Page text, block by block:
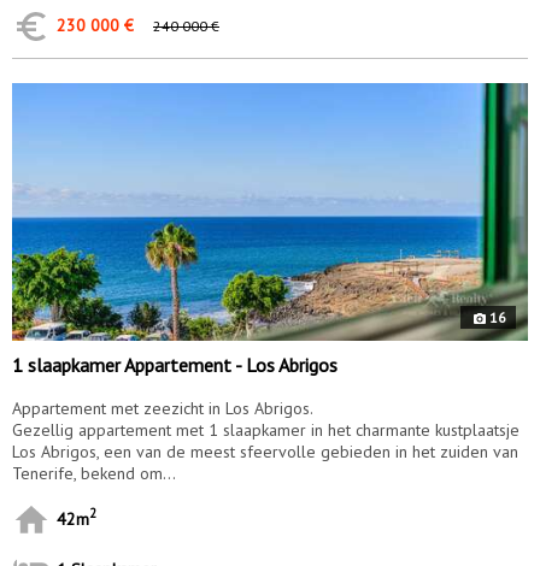
230 000 € 240 000 €
16
1 slaapkamer Appartement - Los Abrigos
Appartement met zeezicht in Los Abrigos.
Gezellig appartement met 1 slaapkamer in het charmante kustplaatsje
Los Abrigos, een van de meest sfeervolle gebieden in het zuiden van
Tenerife, bekend om...
42m2